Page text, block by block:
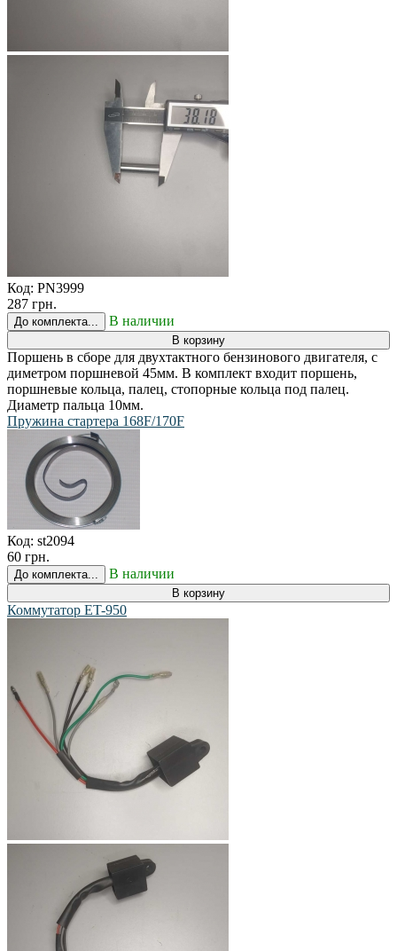
Код: PN3999
287 грн.
До комплекта... В наличии
В корзину
Поршень в сборе для двухтактного бензинового двигателя, с
диметром поршневой 45мм. В комплект входит поршень,
поршневые кольца, палец, стопорные кольца под палец.
Диаметр пальца 10мм.
Пружина стартера 168F/170F
Код: st2094
60 грн.
До комплекта... В наличии
В корзину
Коммутатор ET-950